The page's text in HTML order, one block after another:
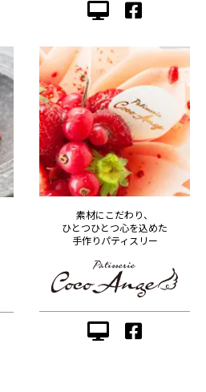
素材にこだわり、
ひとつひとつ心を込めた
手作りパティスリー